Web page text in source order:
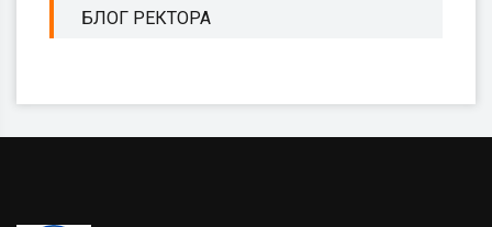
БЛОГ РЕКТОРА